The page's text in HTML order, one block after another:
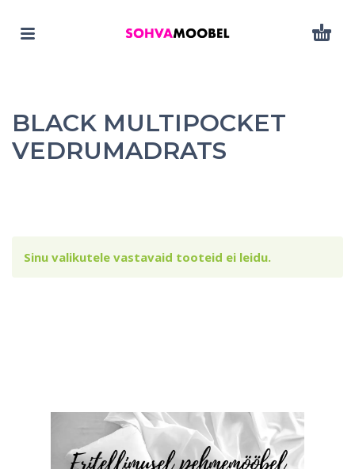
BLACK MULTIPOCKET
VEDRUMADRATS
Sinu valikutele vastavaid tooteid ei leidu.